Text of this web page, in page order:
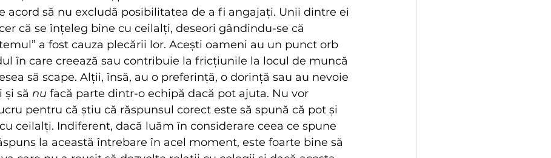
acord să nu excludă posibilitatea de a fi angajați. Unii dintre ei
că se înțeleg bine cu ceilalți, deseori gândindu-se că
a fost cauza plecării lor. Acești oameni au un punct orb
în care creează sau contribuie la fricțiunile la locul de muncă
să scape. Alții, însă, au o preferință, o dorință sau au nevoie
și să nu facă parte dintr-o echipă dacă pot ajuta. Nu vor
pentru că știu că răspunsul corect este să spună că pot și
ceilalți. Indiferent, dacă luăm în considerare ceea ce spune
la această întrebare în acel moment, este foarte bine să